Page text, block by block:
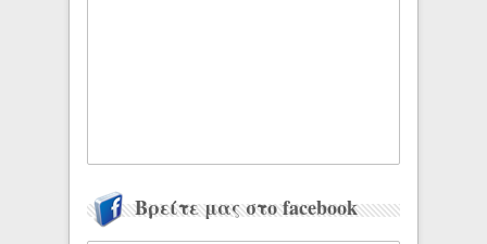
Βρείτε μας στο facebook